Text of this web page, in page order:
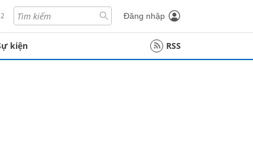
Đăng nhập
kiện RSS